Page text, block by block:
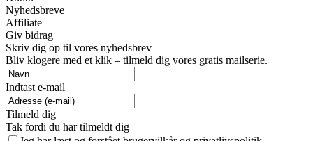
Nyhedsbreve
Affiliate
Giv bidrag
Skriv dig op til vores nyhedsbrev
Bliv klogere med et klik – tilmeld dig vores gratis mailserie.
Indtast e-mail
Tilmeld dig
Tak fordi du har tilmeldt dig